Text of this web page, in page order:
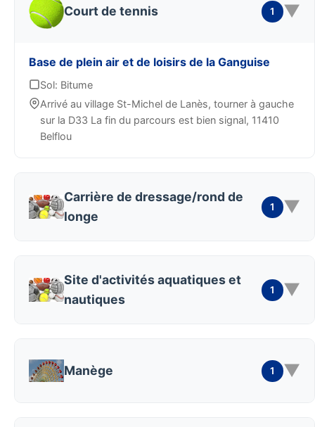
Court de tennis 1 ▼
Base de plein air et de loisirs de la Ganguise
Sol: Bitume
Arrivé au village St-Michel de Lanès, tourner à gauche
sur la D33 La fin du parcours est bien signal, 11410
Belflou
Carrière de dressage/rond de
longe
1 ▼
Site d'activités aquatiques et
nautiques
1 ▼
Manège 1 ▼